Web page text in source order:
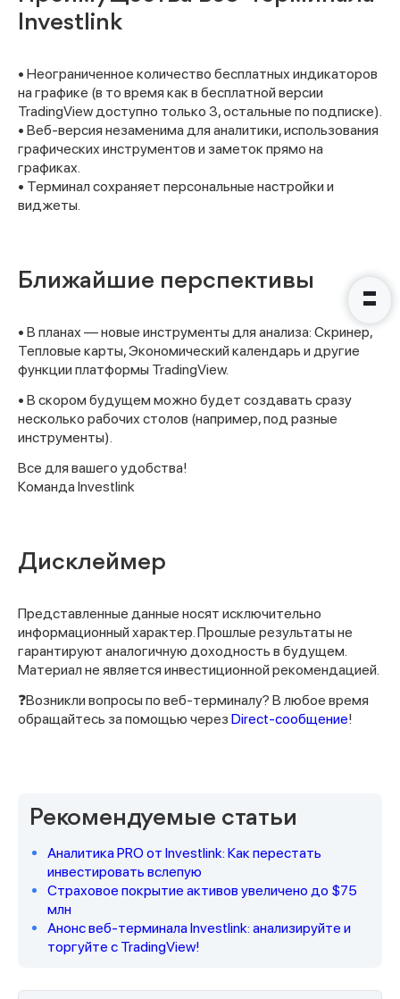
Investlink
• Неограниченное количество бесплатных индикаторов
на графике (в то время как в бесплатной версии
TradingView доступно только 3, остальные по подписке).
• Веб-версия незаменима для аналитики, использования
графических инструментов и заметок прямо на
графиках.
• Терминал сохраняет персональные настройки и
виджеты.
Ближайшие перспективы
• В планах — новые инструменты для анализа: Скринер,
Тепловые карты, Экономический календарь и другие
функции платформы TradingView.
• В скором будущем можно будет создавать сразу
несколько рабочих столов (например, под разные
инструменты).
Все для вашего удобства!
Команда Investlink
Дисклеймер
Представленные данные носят исключительно
информационный характер. Прошлые результаты не
гарантируют аналогичную доходность в будущем.
Материал не является инвестиционной рекомендацией.
❓Возникли вопросы по веб-терминалу? В любое время
обращайтесь за помощью через Direct-сообщение!
Рекомендуемые статьи
Аналитика PRO от Investlink: Как перестать
инвестировать вслепую
Страховое покрытие активов увеличено до $75
млн
Анонс веб-терминала Investlink: анализируйте и
торгуйте с TradingView!
Наши консультанты свяжутся с
вами в ближайшее время